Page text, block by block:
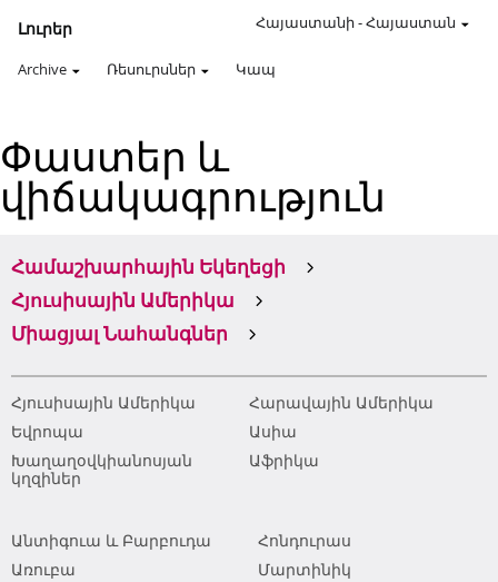
Լուրեր
Archive Ռեսուրսներ Կապ
Հայաստանի-Հայաստան
Փաստեր և
վիճակագրություն
Համաշխարհային Եկեղեցի
Հյուսիսային Ամերիկա
Միացյալ Նահանգներ
Հյուսիսային Ամերիկա
Հարավային Ամերիկա
Եվրոպա
Ասիա
Խաղաղօվկիանոսյան
կղզիներ
Աֆրիկա
Անտիգուա և Բարբուդա
Առուբա
Հոնդուրաս
Մարտինիկ